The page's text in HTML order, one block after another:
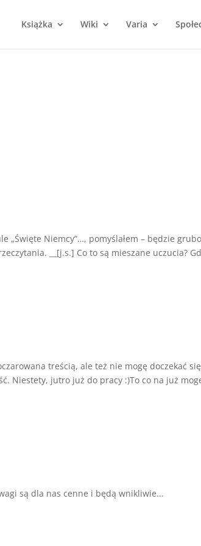
Książka Wiki Varia
„Święte Niemcy”…, pomyślałem – będzie
__[j.s.] Co to są mieszane uczucia?
treścią, ale też nie mogę doczekać się
Niestety, jutro już do pracy :)To co na już
są dla nas cenne i będą wnikliwie...